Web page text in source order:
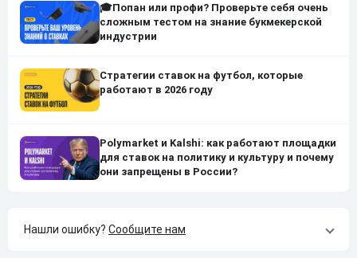
🎓Попан или профи? Проверьте себя очень
сложным тестом на знание букмекерской
индустрии
Стратегии ставок на футбол, которые
работают в 2026 году
Polymarket и Kalshi: как работают площадки
для ставок на политику и культуру и почему
они запрещены в России?
Нашли ошибку? Сообщите нам